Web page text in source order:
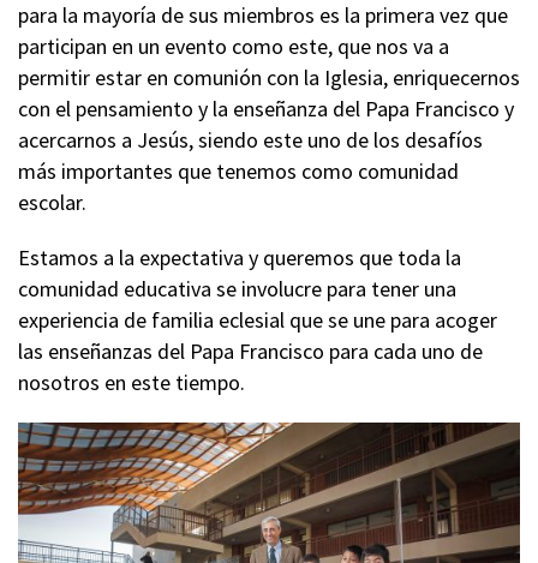
para la mayoría de sus miembros es la primera vez que
participan en un evento como este, que nos va a
permitir estar en comunión con la Iglesia, enriquecernos
con el pensamiento y la enseñanza del Papa Francisco y
acercarnos a Jesús, siendo este uno de los desafíos
más importantes que tenemos como comunidad
escolar.
Estamos a la expectativa y queremos que toda la
comunidad educativa se involucre para tener una
experiencia de familia eclesial que se une para acoger
las enseñanzas del Papa Francisco para cada uno de
nosotros en este tiempo.